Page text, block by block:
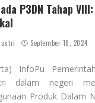
P3DN Tahap
September 18, 2024
InfoPu
dalam negeri
Produk Dalam